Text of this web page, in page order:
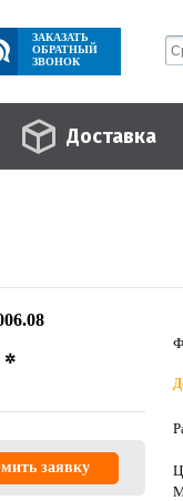
ЗАКАЗАТЬ
ОБРАТНЫЙ
ЗВОНОК
Доставка
заявку